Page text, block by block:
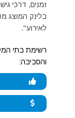
זמנים, דרכי
בלינק המוצג
לאירוע".
רשימת בתי
והסביבה: